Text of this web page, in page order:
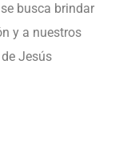
busca brindar
y a nuestros
Jesús